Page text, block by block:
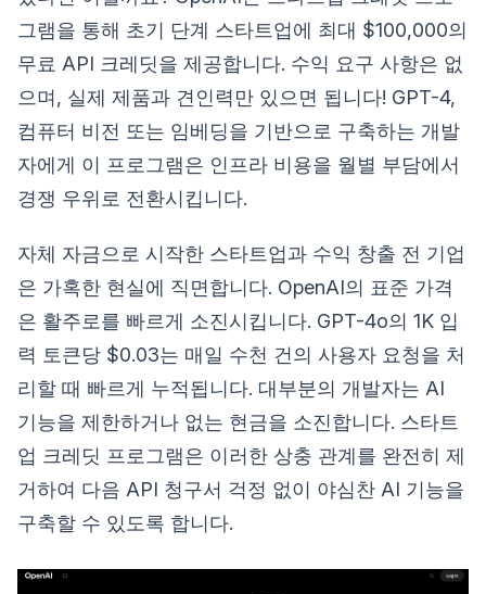
그램을 통해 초기 단계 스타트업에 최대 $100,000의
무료 API 크레딧을 제공합니다. 수익 요구 사항은 없
으며, 실제 제품과 견인력만 있으면 됩니다! GPT-4,
컴퓨터 비전 또는 임베딩을 기반으로 구축하는 개발
자에게 이 프로그램은 인프라 비용을 월별 부담에서
경쟁 우위로 전환시킵니다.
자체 자금으로 시작한 스타트업과 수익 창출 전 기업
은 가혹한 현실에 직면합니다. OpenAI의 표준 가격
은 활주로를 빠르게 소진시킵니다. GPT-4o의 1K 입
력 토큰당 $0.03는 매일 수천 건의 사용자 요청을 처
리할 때 빠르게 누적됩니다. 대부분의 개발자는 AI
기능을 제한하거나 없는 현금을 소진합니다. 스타트
업 크레딧 프로그램은 이러한 상충 관계를 완전히 제
거하여 다음 API 청구서 걱정 없이 야심찬 AI 기능을
구축할 수 있도록 합니다.